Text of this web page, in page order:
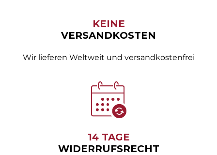
KEINE
VERSANDKOSTEN
Wir lieferen Weltweit und versandkostenfrei
14 TAGE
WIDERRUFSRECHT